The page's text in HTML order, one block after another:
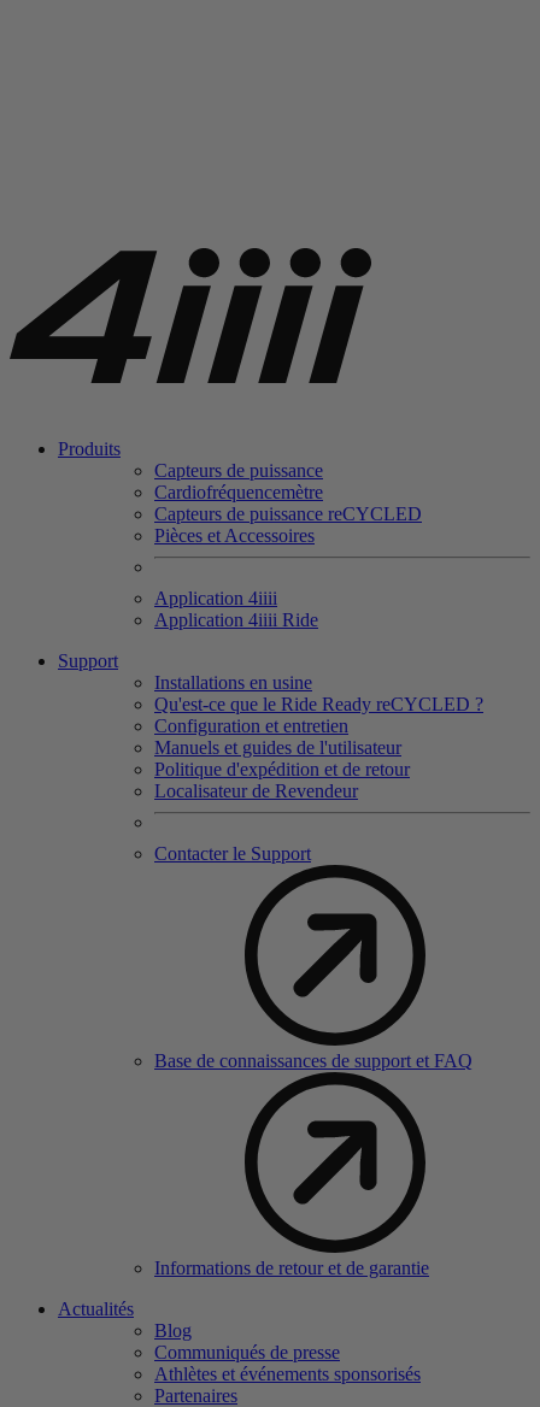
Produits
Capteurs de puissance
Cardiofréquencemètre
Capteurs de puissance reCYCLED
Pièces et Accessoires
Application 4iiii
Application 4iiii Ride
Support
Installations en usine
Qu'est-ce que le Ride Ready reCYCLED ?
Configuration et entretien
Manuels et guides de l'utilisateur
Politique d'expédition et de retour
Localisateur de Revendeur
Contacter le Support
Base de connaissances de support et FAQ
Informations de retour et de garantie
Actualités
Blog
Communiqués de presse
Athlètes et événements sponsorisés
Partenaires